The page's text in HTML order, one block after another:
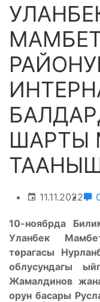
ШАРТЫ
11.11.2022
10-ноябрда
Уланбек
төрагасы
облусундагы
Жамалдинов
орун басары